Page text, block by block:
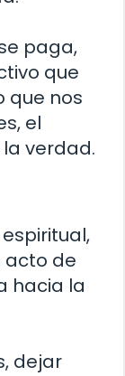
paga,
que
que nos
el
verdad.
acto de
hacia la
dejar